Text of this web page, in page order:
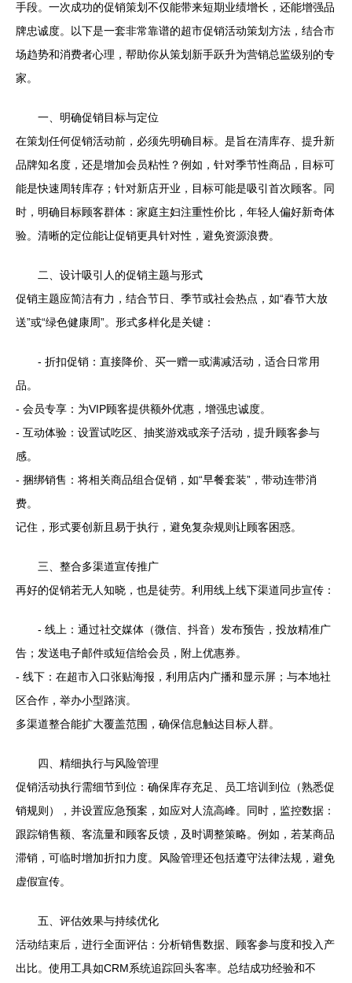
手段。一次成功的促销策划不仅能带来短期业绩增长，还能增强品
牌忠诚度。以下是一套非常靠谱的超市促销活动策划方法，结合市
场趋势和消费者心理，帮助你从策划新手跃升为营销总监级别的专
家。
一、明确促销目标与定位
在策划任何促销活动前，必须先明确目标。是旨在清库存、提升新
品牌知名度，还是增加会员粘性？例如，针对季节性商品，目标可
能是快速周转库存；针对新店开业，目标可能是吸引首次顾客。同
时，明确目标顾客群体：家庭主妇注重性价比，年轻人偏好新奇体
验。清晰的定位能让促销更具针对性，避免资源浪费。
二、设计吸引人的促销主题与形式
促销主题应简洁有力，结合节日、季节或社会热点，如“春节大放
送”或“绿色健康周”。形式多样化是关键：
- 折扣促销：直接降价、买一赠一或满减活动，适合日常用
品。
- 会员专享：为VIP顾客提供额外优惠，增强忠诚度。
- 互动体验：设置试吃区、抽奖游戏或亲子活动，提升顾客参与
感。
- 捆绑销售：将相关商品组合促销，如“早餐套装”，带动连带消
费。
记住，形式要创新且易于执行，避免复杂规则让顾客困惑。
三、整合多渠道宣传推广
再好的促销若无人知晓，也是徒劳。利用线上线下渠道同步宣传：
- 线上：通过社交媒体（微信、抖音）发布预告，投放精准广
告；发送电子邮件或短信给会员，附上优惠券。
- 线下：在超市入口张贴海报，利用店内广播和显示屏；与本地社
区合作，举办小型路演。
多渠道整合能扩大覆盖范围，确保信息触达目标人群。
四、精细执行与风险管理
促销活动执行需细节到位：确保库存充足、员工培训到位（熟悉促
销规则），并设置应急预案，如应对人流高峰。同时，监控数据：
跟踪销售额、客流量和顾客反馈，及时调整策略。例如，若某商品
滞销，可临时增加折扣力度。风险管理还包括遵守法律法规，避免
虚假宣传。
五、评估效果与持续优化
活动结束后，进行全面评估：分析销售数据、顾客参与度和投入产
出比。使用工具如CRM系统追踪回头客率。总结成功经验和不